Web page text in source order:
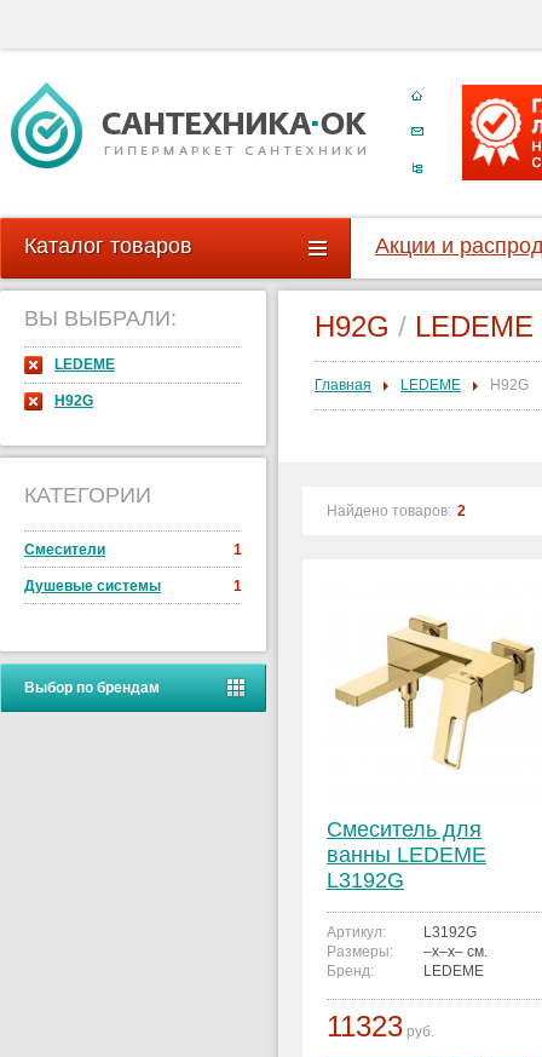
Каталог товаров Акции и
ВЫ ВЫБРАЛИ:
LEDEME
H92G
КАТЕГОРИИ
1
Смесители
1
Душевые системы
Выбор по брендам
H92G /
Главная LEDEME H92G
Найдено товаров: 2
Смеситель для
ванны LEDEME
L3192G
Артикул:
L3192G
Размеры:
–x–x– см.
Бренд:
LEDEME
11323 руб.